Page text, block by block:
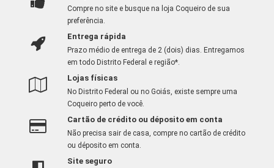
Compre no site e busque na loja Coqueiro de sua
preferência.
Entrega rápida
Prazo médio de entrega de 2 (dois) dias. Entregamos
em todo Distrito Federal e região*.
Lojas físicas
No Distrito Federal ou no Goiás, existe sempre uma
Coqueiro perto de você.
Cartão de crédito ou déposito em conta
Não precisa sair de casa, compre no cartão de crédito
ou déposito em conta.
Site seguro